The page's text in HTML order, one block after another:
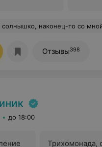
3200 граммов и 53 см счастья, которое теперь дышит рядышком. Вся моя беременность, наступившая со второй попытки, — это ваша заслуга. От всего моего наполненного любовью сердца
Отзывы398
до 18:00
Трихомонада,